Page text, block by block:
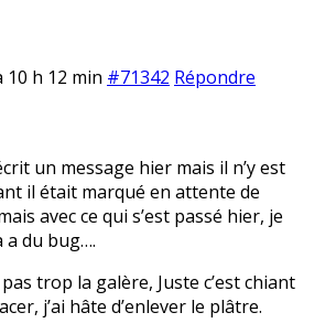
10 h 12 min #71342 Répondre
un message hier mais il n’y est
il était marqué en attente de
avec ce qui s’est passé hier, je
a du bug….
trop la galère, Juste c’est chiant
j’ai hâte d’enlever le plâtre.